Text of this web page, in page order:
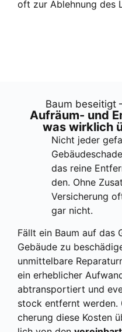
oft zur Ableh­nung des
Baum besei­tigt
Auf­räum- und
was wirk­lich
Nicht jeder
das rei­ne
den. Ohne
Ver­si­che­rung
gar nicht.
Fällt ein Baum auf das
Gebäu­de zu
unmit­tel­ba­re
ein erheb­li­cher
abtrans­por­tiert und
stock ent­fernt wer­den.
che­rung die­se Kos­ten